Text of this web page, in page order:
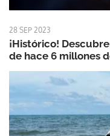
28 SEP 2023
¡Histórico!
de hace 6 millones